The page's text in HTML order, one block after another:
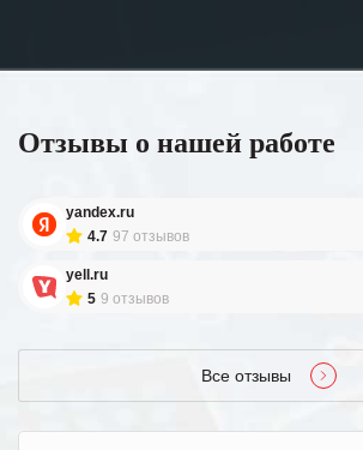
Отзывы о нашей работе
yandex.ru
4.7 97 отзывов
yell.ru
5 9 отзывов
Все отзывы